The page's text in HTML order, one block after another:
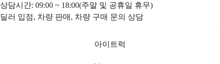
상담시간: 09:00 ~ 18:00(주말 및 공휴일 휴무)
딜러 입점, 차량 판매, 차량 구매 문의 상담
아이트럭